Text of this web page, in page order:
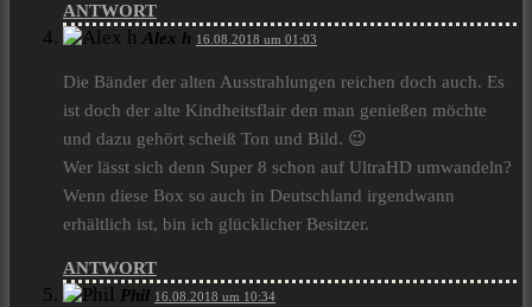
ANTWORT
Alex h 16.08.2018 um 01:03
Die Bänder der alten Ausstrahlungen reichen doch auch. Es
ist doch der alte Kindheitsflair den man genießen möchte
und dazu gehört scheiß Ton und Bild. 😉
Wer lässt sich denn Super 8 schon auf UltraHD umwandeln?
Wenn diese Box so auch in Deutschland irgendwann
erhältlich ist, bin ich glücklicher Besitzer.
ANTWORT
Phil 16.08.2018 um 10:34